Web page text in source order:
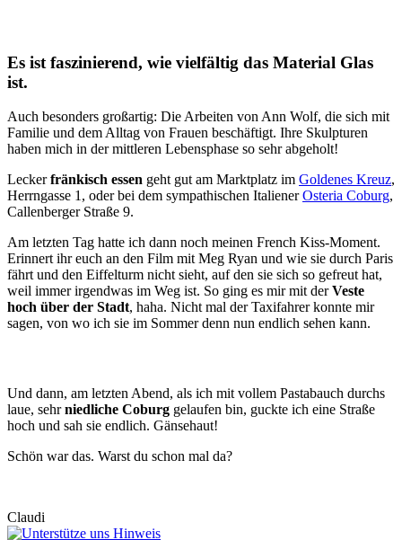
Es ist faszinierend, wie vielfältig das Material Glas
ist.
Auch besonders großartig: Die Arbeiten von Ann Wolf, die sich mit
Familie und dem Alltag von Frauen beschäftigt. Ihre Skulpturen
haben mich in der mittleren Lebensphase so sehr abgeholt!
Leckerfränkisch essen geht gut am Marktplatz im Goldenes Kreuz,
Herrngasse 1, oder bei dem sympathischen ItalienerOsteria Coburg,
Callenberger Straße 9.
Am letzten Tag hatte ich dann noch meinen French Kiss-Moment.
Erinnert ihr euch an den Film mit Meg Ryan und wie sie durch Paris
fährt und den Eiffelturm nicht sieht, auf den sie sich so gefreut hat,
weil immer irgendwas im Weg ist. So ging es mir mit derVeste
hoch über der Stadt, haha. Nicht mal der Taxifahrer konnte mir
sagen, von wo ich sie im Sommer denn nun endlich sehen kann.
Und dann, am letzten Abend, als ich mit vollem Pastabauch durchs
laue, sehrniedliche Coburg gelaufen bin, guckte ich eine Straße
hoch und sah sie endlich. Gänsehaut!
Schön war das. Warst du schon mal da?
Claudi